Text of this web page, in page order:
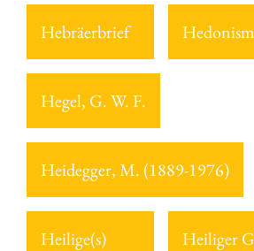
Hebräerbrief
Hegel, G. W. F.
Heidegger, M. (1889-1976)
Heilige(s) Heiliger